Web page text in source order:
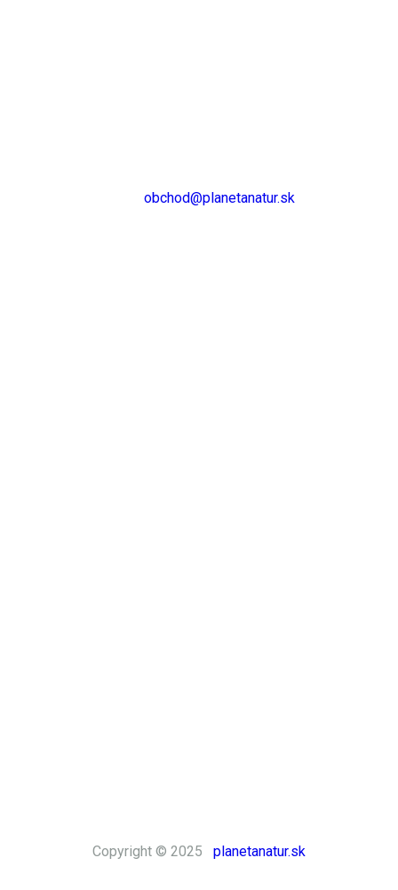
obchod@planetanatur.sk
Copyright © 2025 planetanatur.sk